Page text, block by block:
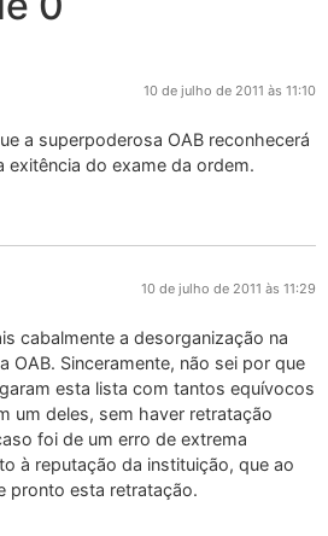
10 de julho de 2011 às 11:10
a superpoderosa OAB reconhecerá
exitência do exame da ordem.
10 de julho de 2011 às 11:29
cabalmente a desorganização na
OAB. Sinceramente, não sei por que
esta lista com tantos equívocos
um deles, sem haver retratação
foi de um erro de extrema
à reputação da instituição, que ao
pronto esta retratação.